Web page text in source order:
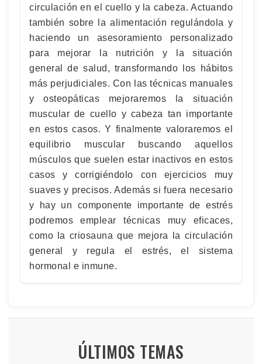
circulación en el cuello y la cabeza. Actuando
también sobre la alimentación regulándola y
haciendo un asesoramiento personalizado
para mejorar la nutrición y la situación
general de salud, transformando los hábitos
más perjudiciales. Con las técnicas manuales
y osteopáticas mejoraremos la situación
muscular de cuello y cabeza tan importante
en estos casos. Y finalmente valoraremos el
equilibrio muscular buscando aquellos
músculos que suelen estar inactivos en estos
casos y corrigiéndolo con ejercicios muy
suaves y precisos. Además si fuera necesario
y hay un componente importante de estrés
podremos emplear técnicas muy eficaces,
como la criosauna que mejora la circulación
general y regula el estrés, el sistema
hormonal e inmune.
ÚLTIMOS TEMAS